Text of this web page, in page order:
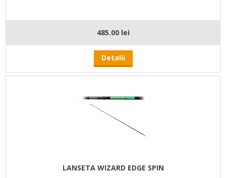
485.00 lei
Detalii
LANSETA WIZARD EDGE SPIN